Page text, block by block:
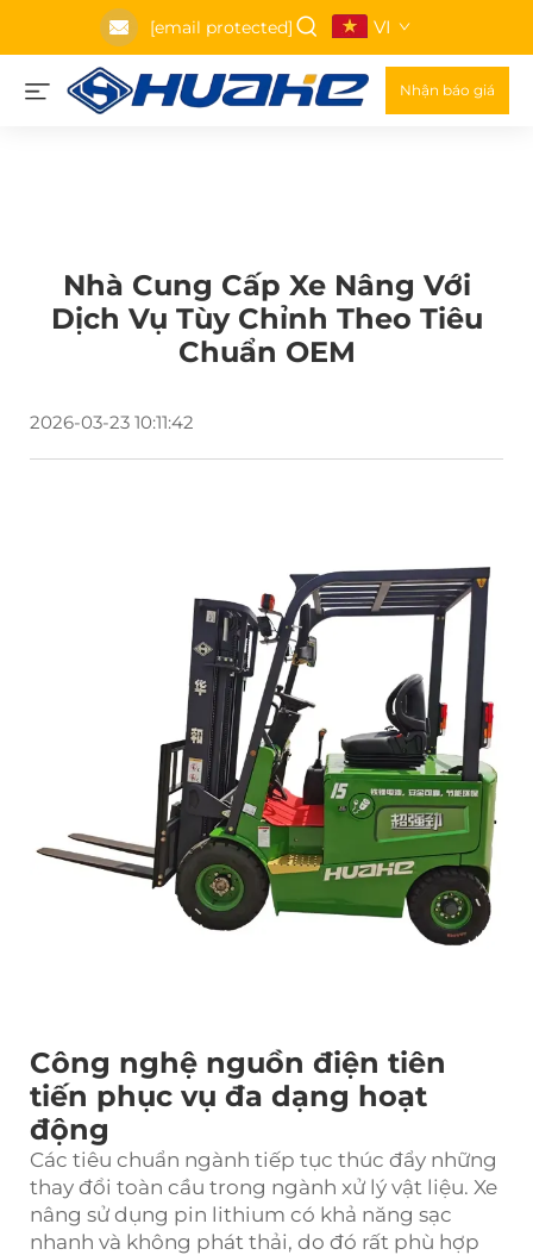
[email protected] VI
Nhận báo giá
Nhà Cung Cấp Xe Nâng Với
Dịch Vụ Tùy Chỉnh Theo Tiêu
Chuẩn OEM
2026-03-23 10:11:42
Công nghệ nguồn điện tiên
tiến phục vụ đa dạng hoạt
động
Các tiêu chuẩn ngành tiếp tục thúc đẩy những
thay đổi toàn cầu trong ngành xử lý vật liệu. Xe
nâng sử dụng pin lithium có khả năng sạc
nhanh và không phát thải, do đó rất phù hợp